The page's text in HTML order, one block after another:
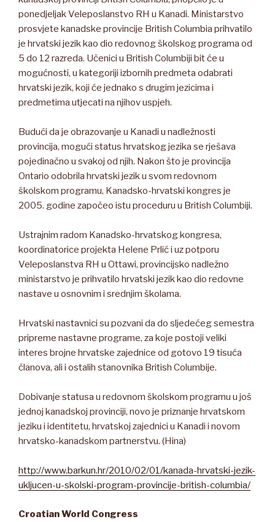
ponedjeljak Veleposlanstvo RH u Kanadi. Ministarstvo
prosvjete kanadske provincije British Columbia prihvatilo
je hrvatski jezik kao dio redovnog školskog programa od
5 do 12 razreda. Učenici u British Columbiji bit će u
mogućnosti, u kategoriji izbornih predmeta odabrati
hrvatski jezik, koji će jednako s drugim jezicima i
predmetima utjecati na njihov uspjeh.
Budući da je obrazovanje u Kanadi u nadležnosti
provincija, mogući status hrvatskog jezika se rješava
pojedinačno u svakoj od njih. Nakon što je provincija
Ontario odobrila hrvatski jezik u svom redovnom
školskom programu, Kanadsko-hrvatski kongres je
2005. godine započeo istu proceduru u British Columbiji.
Ustrajnim radom Kanadsko-hrvatskog kongresa,
koordinatorice projekta Helene Prlić i uz potporu
Veleposlanstva RH u Ottawi, provincijsko nadležno
ministarstvo je prihvatilo hrvatski jezik kao dio redovne
nastave u osnovnim i srednjim školama.
Hrvatski nastavnici su pozvani da do sljedećeg semestra
pripreme nastavne programe, za koje postoji veliki
interes brojne hrvatske zajednice od gotovo 19 tisuća
članova, ali i ostalih stanovnika British Columbije.
Dobivanje statusa u redovnom školskom programu u još
jednoj kanadskoj provinciji, novo je priznanje hrvatskom
jeziku i identitetu, hrvatskoj zajednici u Kanadi i novom
hrvatsko-kanadskom partnerstvu. (Hina)
http://www.barkun.hr/2010/02/01/kanada-hrvatski-jezik-
ukljucen-u-skolski-program-provincije-british-columbia/
Croatian World Congress